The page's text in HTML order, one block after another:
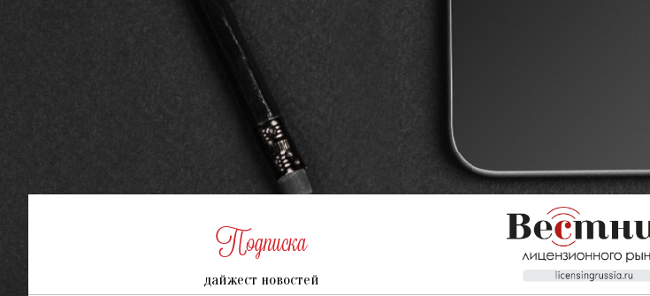
Подписка
дайжест новостей